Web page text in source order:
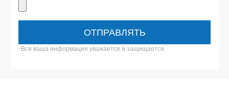
ОТПРАВЛЯТЬ
*Вся ваша информация уважается и защищается.